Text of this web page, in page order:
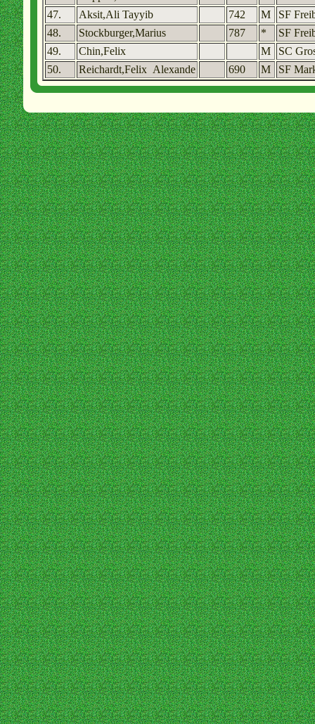
47.
Aksit,Ali Tayyib 742 M
SF
48.
Stockburger,Marius 787 *
SF
49.
Chin,Felix M
SC
50.
Reichardt,Felix Alexande 690 M SF